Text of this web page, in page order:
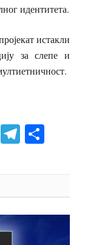
идентитета.
истакли
за слепе и
Threads